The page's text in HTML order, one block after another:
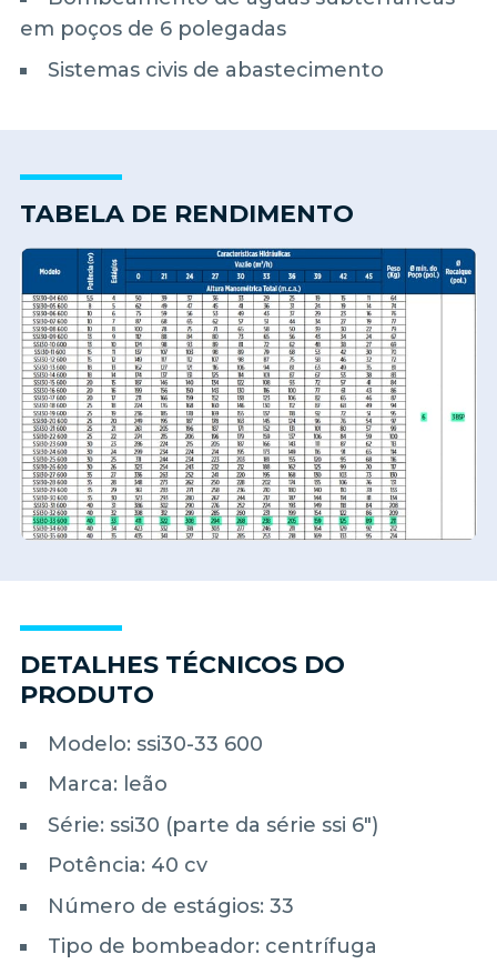
em poços de 6 polegadas
Sistemas civis de abastecimento
TABELA DE RENDIMENTO
DETALHES TÉCNICOS DO
PRODUTO
Modelo: ssi30-33 600
Marca: leão
Série: ssi30 (parte da série ssi 6")
Potência: 40 cv
Número de estágios: 33
Tipo de bombeador: centrífuga